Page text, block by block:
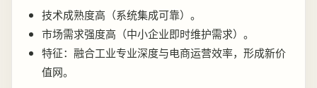
技术成熟度高（系统集成可靠）。
市场需求强度高（中小企业即时维护需求）。
特征：融合工业专业深度与电商运营效率，形成新价
值网。